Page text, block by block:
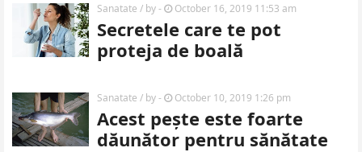
Sanatate / by- October 16, 2019 11:53 am
Secretele care te pot
proteja de boală
Sanatate / by- October 10, 2019 1:26 pm
Acest pește este foarte
dăunător pentru sănătate